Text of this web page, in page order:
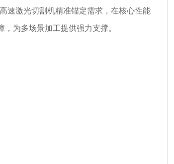
速激光切割机精准锚定需求，在核心性能
为多场景加工提供强力支撑。